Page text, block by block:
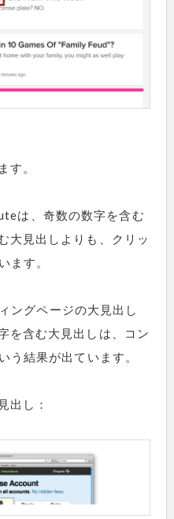
す。
は、奇数の数字を含む
大見出しよりも、クリッ
ます。
ングページの大見出し
を含む大見出しは、コン
う結果が出ています。
出し：